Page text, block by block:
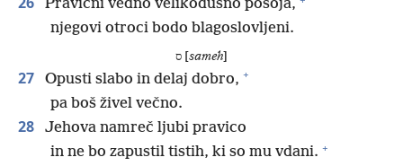
Pravični vedno velikodušno posoja,
njegovi otroci bodo blagoslovljeni.
sameh
27 Opusti slabo in delaj dobro, +
pa boš živel večno.
28
Jehova namreč ljubi pravico
in ne bo zapustil tistih, ki so mu vdani. +